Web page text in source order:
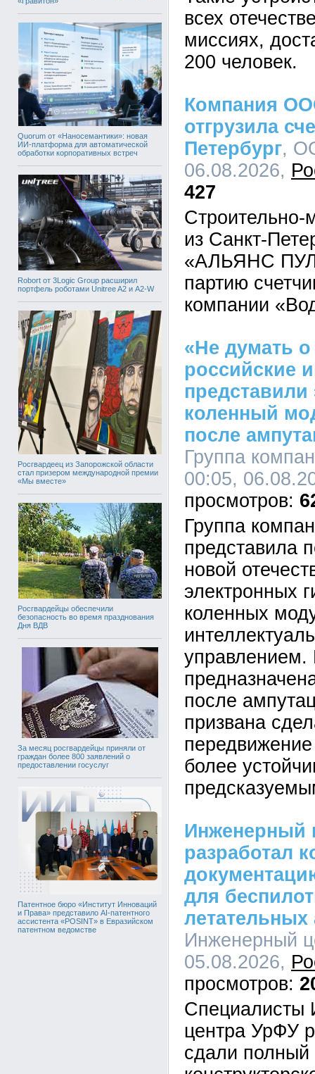
Quorum от «Наносемантики»: новая
ИИ-платформа для автоматической
обработки корпоративных встреч
Robort от 3Logic Group расширил
портфель роботами Unitree A2 и A2-W
Росгвардеец из Запорожской области
стал призером международной премии
«Мы вместе»
Росгвардейцы обеспечили
безопасность во время празднования
Дня ВДВ
За месяц росгвардейцы приняли от
граждан более 800 заявлений о
предоставлении госуслуг
Патентное бюро «Институт Инноваций
и Права» представило AI-патентного
ассистента «POSINT» в Евразийском
патентном ведомстве
всех
миссиях,
200 человек.
Компания
отгрузила
Петербург,
06.08.2026,
427
Строительно-
из Санкт-
«АЛЬЯНС
партию
компании
«Не думать
российские
коленный
после
Группа
00:05,
Группа
представила
новой
электронных
коленных
управлением.
после
призвана
более
Инженерный
разработал
для
летательных
Инженерный
05.08.2026,
Специалисты
центра УрФУ
сдали полный